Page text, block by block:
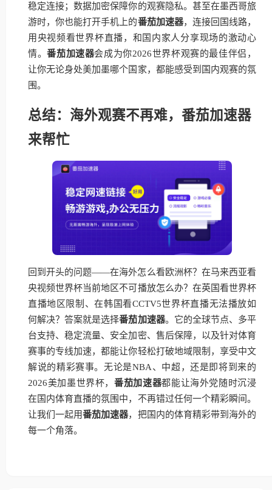
稳定连接；数据加密保障你的观赛隐私。甚至在墨西哥旅
游时，你也能打开手机上的番茄加速器，连接回国线路，
用央视频看世界杯直播，和国内家人分享现场的激动心
情。番茄加速器会成为你2026世界杯观赛的最佳伴侣，
让你无论身处美加墨哪个国家，都能感受到国内观赛的氛
围。
总结：海外观赛不再难，番茄加速器
来帮忙
回到开头的问题——在海外怎么看欧洲杯？在马来西亚看
央视频世界杯当前地区不可播放怎么办？在英国看世界杯
直播地区限制、在韩国看CCTV5世界杯直播无法播放如
何解决？答案就是选择番茄加速器。它的全球节点、多平
台支持、稳定流量、安全加密、售后保障，以及针对体育
赛事的专线加速，都能让你轻松打破地域限制，享受中文
解说的精彩赛事。无论是NBA、中超，还是即将到来的
2026美加墨世界杯，番茄加速器都能让海外党随时沉浸
在国内体育直播的氛围中，不再错过任何一个精彩瞬间。
让我们一起用番茄加速器，把国内的体育精彩带到海外的
每一个角落。